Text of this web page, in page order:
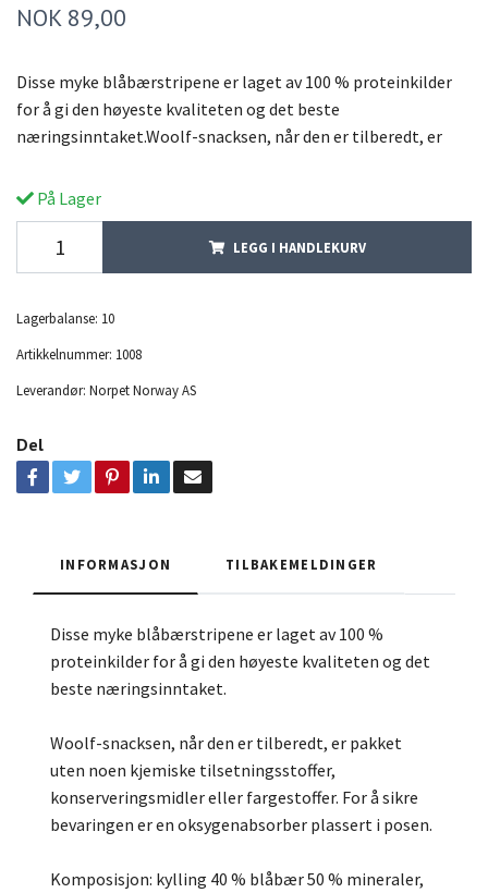
NOK 89,00
Disse myke blåbærstripene er laget av 100 % proteinkilder
for å gi den høyeste kvaliteten og det beste
næringsinntaket.Woolf-snacksen, når den er tilberedt, er
På Lager
LEGG I HANDLEKURV
Lagerbalanse: 10
Artikkelnummer: 1008
Leverandør: Norpet Norway AS
Del
INFORMASJON TILBAKEMELDINGER
Disse myke blåbærstripene er laget av 100 %
proteinkilder for å gi den høyeste kvaliteten og det
beste næringsinntaket.
Woolf-snacksen, når den er tilberedt, er pakket
uten noen kjemiske tilsetningsstoffer,
konserveringsmidler eller fargestoffer. For å sikre
bevaringen er en oksygenabsorber plassert i posen.
Komposisjon: kylling 40 % blåbær 50 % mineraler,